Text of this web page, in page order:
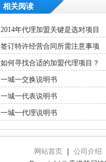
相关阅读
2014年代理加盟关键是选对项目
签订特许经营合同所需注意事项
如何寻找合适的加盟代理项目？
一城一交换说明书
一城一代表说明书
一城一代理说明书
网站首页
公司介绍